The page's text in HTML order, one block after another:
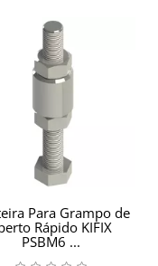
Para Grampo de
Rápido KIFIX
PSBM6 ...